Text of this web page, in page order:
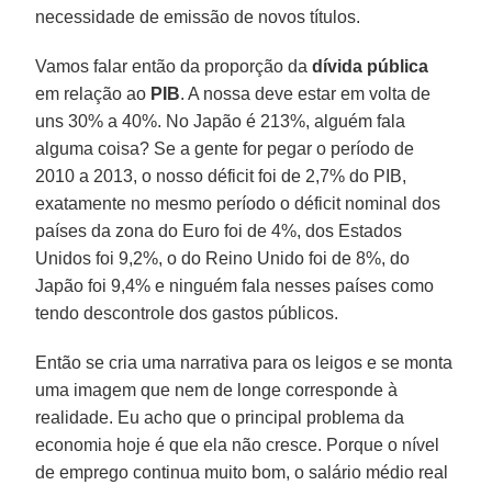
necessidade de emis­são de novos títulos.
Vamos falar então da proporção dadí­vida pública
em relação ao PIB. A nossa deve estar em volta de
uns 30% a 40%. No Japão é 213%, alguém fala
alguma coisa? Se a gente for pegar o período de
2010 a 2013, o nosso déficit foi de 2,7% do PIB,
exatamente no mesmo período o déficit nominal dos
países da zona do Euro foi de 4%, dos Estados
Unidos foi 9,2%, o do Reino Unido foi de 8%, do
Japão foi 9,4% e ninguém fala nesses países como
tendo descontrole dos gas­tos públicos.
Então se cria uma narrativa para os lei­gos e se monta
uma imagem que nem de longe corresponde à
realidade. Eu acho que o principal problema da
economia hoje é que ela não cresce. Porque o ní­vel
de emprego continua muito bom, o salário médio real